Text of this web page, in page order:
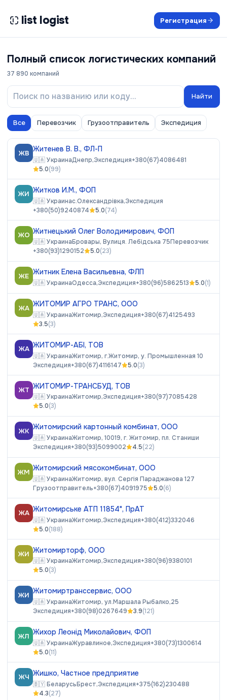
list logist Регистрация
Полный список логистических компаний
37 890 компаний
Найти
Все Перевозчик Грузоотправитель Экспедиция
ЖВ Житенев В. В., ФЛ-П
🇺🇦УкраинаДнепр,Экспедиция+380(67)4086481
5.0(99)
ЖИ Житков И.М., ФОП
🇺🇦Украинас.Олександрівка,Экспедиция
+380(50)9240874
5.0(74)
ЖО Житнецький Олег Володимирович, ФОП
🇺🇦УкраинаБровары, Вулиця. Лебідська 75Перевозчик
+380(93)1290152
5.0(23)
ЖЕ Житник Елена Васильевна, ФЛП
🇺🇦УкраинаОдесса,Экспедиция+380(96)5862513 5.0(1)
ЖА ЖИТОМИР АГРО ТРАНС, ООО
🇺🇦УкраинаЖитомир,Экспедиция+380(67)4125493
3.5(3)
ЖА ЖИТОМИР-АБІ, ТОВ
🇺🇦УкраинаЖитомир, г.Житомир, у. Промышленная 10
Экспедиция+380(67)4116147 5.0(3)
ЖТ ЖИТОМИР-ТРАНСБУД, ТОВ
🇺🇦УкраинаЖитомир,Экспедиция+380(97)7085428
5.0(3)
ЖК Житомирский картонный комбинат, ООО
🇺🇦УкраинаЖитомир, 10019, г. Житомир, пл. Станиши
Экспедиция+380(93)5099002 4.5(22)
ЖМ Житомирский мясокомбинат, ООО
🇺🇦УкраинаЖитомир, вул. Сергія Параджанова 127
Грузоотправитель+380(67)4091975 5.0(6)
ЖА Житомирське АТП 11854", ПрАТ
🇺🇦УкраинаЖитомир,Экспедиция+380(412)332046
5.0(188)
ЖИ Житомирторф, ООО
🇺🇦УкраинаЖитомир,Экспедиция+380(96)9380101
5.0(3)
ЖИ Житомиртранссервис, ООО
🇺🇦УкраинаЖитомир, ул.Маршала Рыбалко,25
Экспедиция+380(98)0267649 3.9(121)
ЖЛ Жихор Леонід Миколайович, ФОП
🇺🇦УкраинаЖуравлиное,Экспедиция+380(73)1300614
5.0(11)
ЖЧ Жишко, Частное предприятие
🇧🇾БеларусьБрест,Экспедиция+375(162)230488
4.3(27)